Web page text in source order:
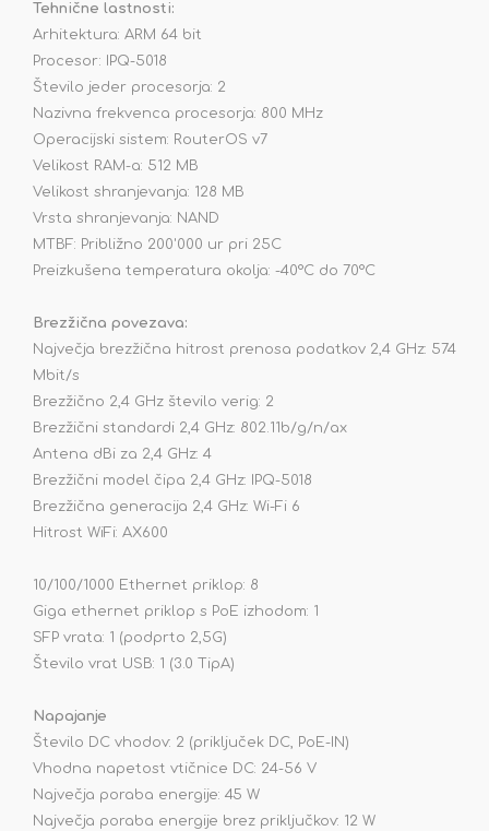
Tehnične lastnosti:
Arhitektura: ARM 64 bit
Procesor: IPQ-5018
Število jeder procesorja: 2
Nazivna frekvenca procesorja: 800 MHz
Operacijski sistem: RouterOS v7
Velikost RAM-a: 512 MB
Velikost shranjevanja: 128 MB
Vrsta shranjevanja: NAND
MTBF: Približno 200'000 ur pri 25C
Preizkušena temperatura okolja: -40°C do 70°C
Brezžična povezava:
Največja brezžična hitrost prenosa podatkov 2,4 GHz: 574
Mbit/s
Brezžično 2,4 GHz število verig: 2
Brezžični standardi 2,4 GHz: 802.11b/g/n/ax
Antena dBi za 2,4 GHz: 4
Brezžični model čipa 2,4 GHz: IPQ-5018
Brezžična generacija 2,4 GHz: Wi-Fi 6
Hitrost WiFi: AX600
10/100/1000 Ethernet priklop: 8
Giga ethernet priklop s PoE izhodom: 1
SFP vrata: 1 (podprto 2,5G)
Število vrat USB: 1 (3.0 TipA)
Napajanje
Število DC vhodov: 2 (priključek DC, PoE-IN)
Vhodna napetost vtičnice DC: 24-56 V
Največja poraba energije: 45 W
Največja poraba energije brez priključkov: 12 W